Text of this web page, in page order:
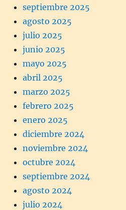
septiembre 2025
agosto 2025
julio 2025
junio 2025
mayo 2025
abril 2025
marzo 2025
febrero 2025
enero 2025
diciembre 2024
noviembre 2024
octubre 2024
septiembre 2024
agosto 2024
julio 2024